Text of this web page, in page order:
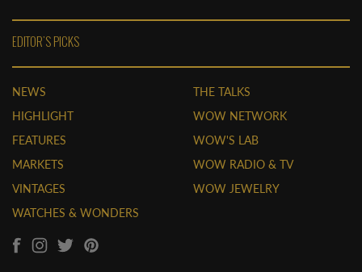
EDITOR'S PICKS
NEWS
HIGHLIGHT
FEATURES
MARKETS
VINTAGES
WATCHES & WONDERS
THE TALKS
WOW NETWORK
WOW'S LAB
WOW RADIO & TV
WOW JEWELRY